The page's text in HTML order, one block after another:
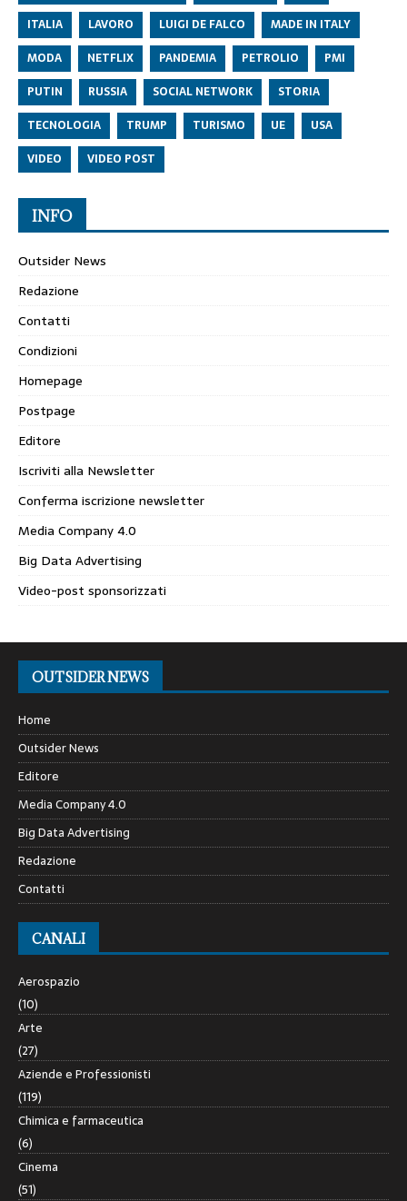
ITALIA LAVORO LUIGI DE FALCO
MADE IN ITALY
MODA
NETFLIX PANDEMIA PETROLIO
PMI
PUTIN
RUSSIA SOCIAL NETWORK
STORIA
TECNOLOGIA
TRUMP TURISMO UE
USA
VIDEO
VIDEO POST
INFO
Outsider News
Redazione
Contatti
Condizioni
Homepage
Postpage
Editore
Iscriviti alla Newsletter
Conferma iscrizione newsletter
Media Company 4.0
Big Data Advertising
Video-post sponsorizzati
OUTSIDER NEWS
Home
Outsider News
Editore
Media Company 4.0
Big Data Advertising
Redazione
Contatti
CANALI
Aerospazio
(10)
Arte
(27)
Aziende e Professionisti
(119)
Chimica e farmaceutica
(6)
Cinema
(51)